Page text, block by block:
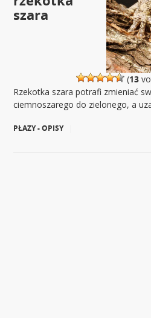
(13
szara
Rzekotka szara potrafi zmieniać
ciemnoszarego do zielonego, a
PŁAZY - OPISY